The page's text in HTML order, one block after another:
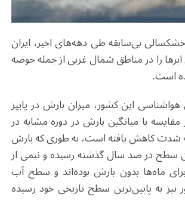
خشکسالی بی‌سابقه طی دهه‌های اخیر، ایران
را در مناطق شمال غربی از جمله حوضه
است.
این کشور، میزان بارش در پاییز
با میانگین بارش در دوره مشابه در
شدت کاهش یافته است، به طوری که بارش
سطح در صد سال گذشته رسیده و نیمی از
ماه‌ها بدون بارش بوده‌اند و سطح آب
به پایین‌ترین سطح تاریخی خود رسیده